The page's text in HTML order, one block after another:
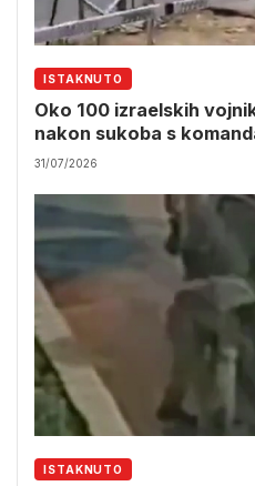
ISTAKNUTO
Oko 100 izraelskih
nakon sukoba s
31/07/2026
ISTAKNUTO